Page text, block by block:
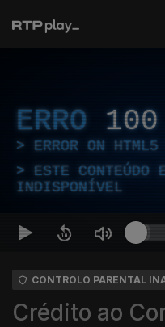
ERRO 100
ERROR ON
ESTE CONTEÚDO
INDISPONÍVEL
CONTROLO PARENTAL
Crédito ao